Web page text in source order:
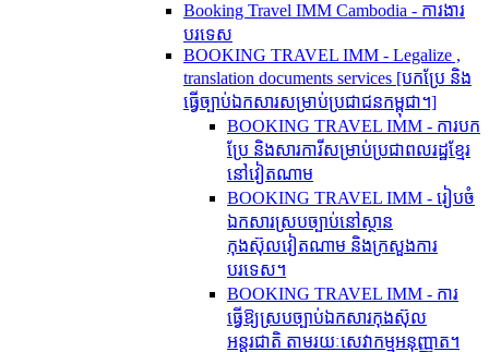
Booking Travel IMM Cambodia - ការងារ
បរទេស
BOOKING TRAVEL IMM - Legalize ,
translation documents services [បកប្រែ និង​
ធ្វើ​ច្បាប់​ឯកសារ​សម្រាប់​ប្រជាជន​កម្ពុជា។]
BOOKING TRAVEL IMM - ការបក
ប្រែ និងសារការីសម្រាប់ប្រជាពលរដ្ឋខ្មែរ
នៅវៀតណាម
BOOKING TRAVEL IMM - រៀបចំ
ឯកសារស្របច្បាប់នៅស្ថាន
កុងស៊ុលវៀតណាម និងក្រសួងការ
បរទេស។
BOOKING TRAVEL IMM - ការ
ធ្វើឱ្យស្របច្បាប់ឯកសារកុងស៊ុល
អន្តរជាតិ តាមរយៈសេវាកម្មអនុញ្ញាត។